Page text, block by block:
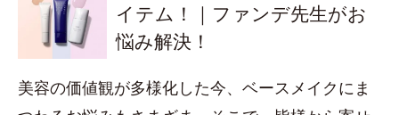
イテム！｜ファンデ先生がお
悩み解決！
美容の価値観が多様化した今、ベースメイクにま